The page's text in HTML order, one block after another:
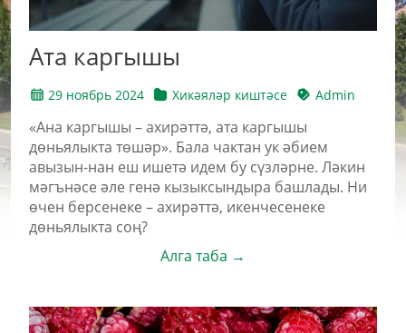
Ата каргышы
29 ноябрь 2024 Хикәяләр киштәсе Admin
«Ана каргышы – ахирәттә, ата каргышы
дөньялыкта төшәр». Бала чактан ук әбием
авызын-нан еш ишетә идем бу сүзләрне. Ләкин
мәгънәсе әле генә кызыксындыра башлады. Ни
өчен берсенеке – ахирәттә, икенчесенеке
дөньялыкта соң?
Алга таба →